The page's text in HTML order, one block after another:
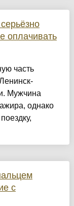
оплачивать
часть
Мужчина
однако
с